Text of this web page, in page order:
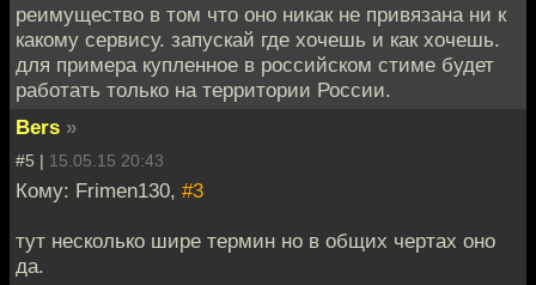
реимущество в том что оно никак не привязана ни к
какому сервису. запускай где хочешь и как хочешь.
для примера купленное в российском стиме будет
работать только на территории России.
Bers »
#5 | 15.05.15 20:43
Кому: Frimen130, #3
тут несколько шире термин но в общих чертах оно
да.